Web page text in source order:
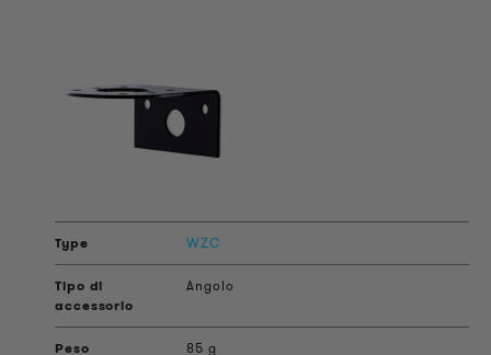
WZC
Angolo
85 g